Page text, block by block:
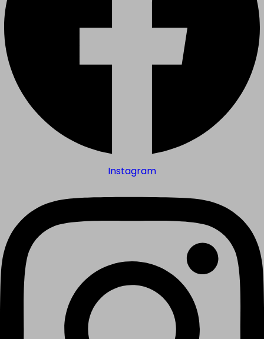
Instagram